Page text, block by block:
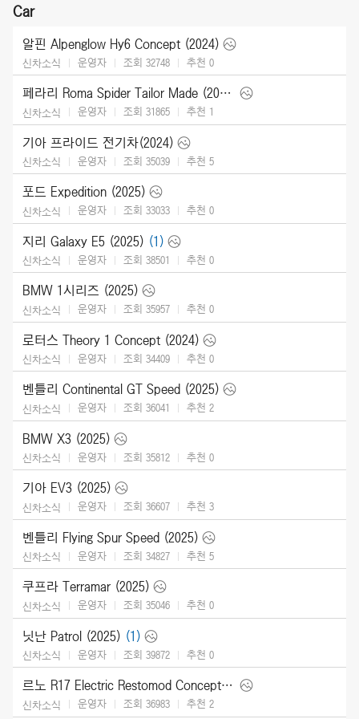
Car
알핀 Alpenglow Hy6 Concept (2024)
신차소식 운영자 조회 32748 추천 0
페라리 Roma Spider Tailor Made (2024)
신차소식 운영자 조회 31865 추천 1
기아 프라이드 전기차(2024)
신차소식 운영자 조회 35039 추천 5
포드 Expedition (2025)
신차소식 운영자 조회 33033 추천 0
지리 Galaxy E5 (2025) (1)
신차소식 운영자 조회 38501 추천 0
BMW 1시리즈 (2025)
신차소식 운영자 조회 35957 추천 0
로터스 Theory 1 Concept (2024)
신차소식 운영자 조회 34409 추천 0
벤틀리 Continental GT Speed (2025)
신차소식 운영자 조회 36041 추천 2
BMW X3 (2025)
신차소식 운영자 조회 35812 추천 0
기아 EV3 (2025)
신차소식 운영자 조회 36607 추천 3
벤틀리 Flying Spur Speed (2025)
신차소식 운영자 조회 34827 추천 5
쿠프라 Terramar (2025)
신차소식 운영자 조회 35046 추천 0
닛난 Patrol (2025) (1)
신차소식 운영자 조회 39872 추천 0
르노 R17 Electric Restomod Concept (2024)
신차소식 운영자 조회 36983 추천 2